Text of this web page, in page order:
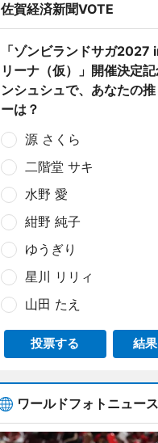
佐賀経済新聞VOTE
「ゾンビランドサガ2027
リーナ（仮）」開催決定
ンシュシュで、あなたの
ーは？
源 さくら
二階堂 サキ
水野 愛
紺野 純子
ゆうぎり
星川 リリィ
山田 たえ
投票する 結
ワールドフォトニュース